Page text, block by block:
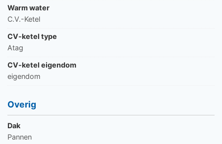
Warm water
C.V.-Ketel
CV-ketel type
Atag
CV-ketel eigendom
eigendom
Overig
Dak
Pannen